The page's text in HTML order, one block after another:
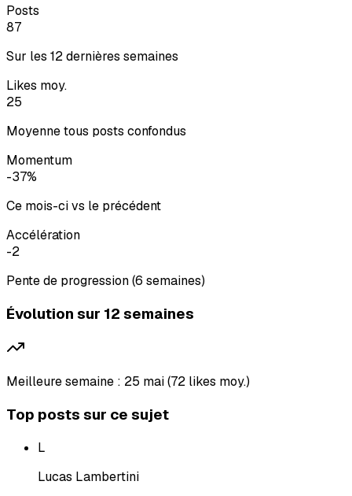
Posts
87
Sur les 12 dernières semaines
Likes moy.
25
Moyenne tous posts confondus
Momentum
-37%
Ce mois-ci vs le précédent
Accélération
-2
Pente de progression (6 semaines)
Évolution sur 12 semaines
Meilleure semaine : 25 mai (72 likes moy.)
Top posts sur ce sujet
L
Lucas Lambertini